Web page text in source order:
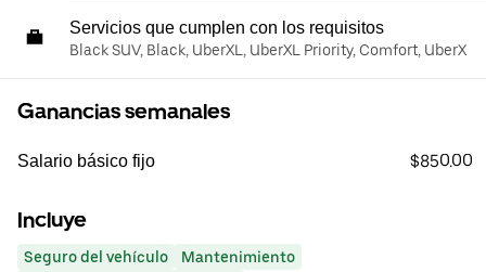
Servicios que cumplen con los requisitos
Black SUV, Black, UberXL, UberXL Priority, Comfort, UberX
Ganancias semanales
Salario básico fijo $850.00
Incluye
Seguro del vehículo
Mantenimiento